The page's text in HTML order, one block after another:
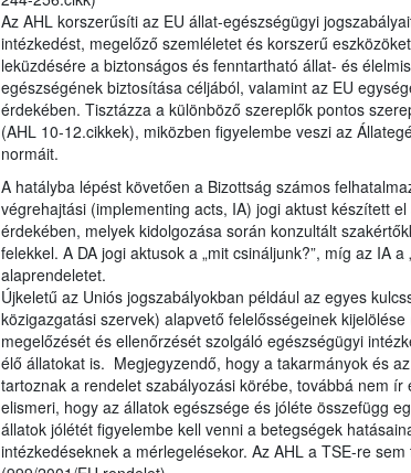
Az AHL korszerűsíti az EU állat-egészségügyi
intézkedést, megelőző szemléletet és korszerű
leküzdésére a biztonságos és fenntartható állat- és
egészségének biztosítása céljából, valamint az EU
érdekében. Tisztázza a különböző szereplők pontos
(AHL 10-12.cikkek), miközben figyelembe veszi az
normáit.
A hatályba lépést követően a Bizottság számos
végrehajtási (implementing acts, IA) jogi aktust készített
érdekében, melyek kidolgozása során konzultált
felekkel. A DA jogi aktusok a „mit csináljunk?”, míg az IA
alaprendeletet.
Újkeletű az Uniós jogszabályokban például az egyes
közigazgatási szervek) alapvető felelősségeinek
megelőzését és ellenőrzését szolgáló egészségügyi
élő állatokat is. Megjegyzendő, hogy a takarmányok és
tartoznak a rendelet szabályozási körébe, továbbá nem
elismeri, hogy az állatok egészsége és jóléte összefügg
állatok jólétét figyelembe kell venni a betegségek
intézkedéseknek a mérlegelésekor. Az AHL a TSE-re